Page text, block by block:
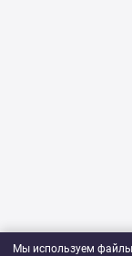
Мы используем файлы